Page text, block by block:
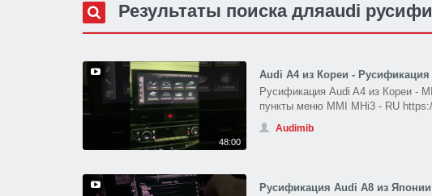
Результаты поиска дляaudi
48:00
Audi A4 из Кореи - Русификация
Русификация Audi A4 из Кореи -
пункты меню MMI MHi3 - RU
Audimib
Русификация Audi A8 из Японии